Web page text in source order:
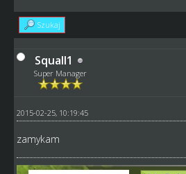
Szukaj
Squall1
Super Manager
2015-02-25, 10:19:45
zamykam